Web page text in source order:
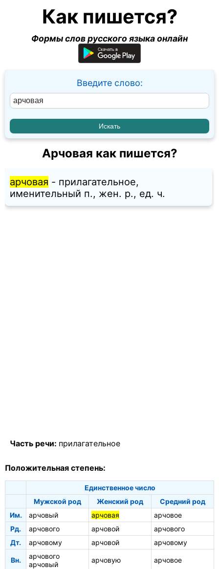
Как пишется?
Формы слов русского языка онлайн
Введите слово:
Арчовая как пишется?
арчовая - прилагательное,
именительный п., жен. p., ед. ч.
Часть речи: прилагательное
Положительная степень:
Единственное число
Мужской род
Женский род
Средний род
Им.
арчовый арчовая
арчовое
Рд.
арчового арчовой
арчового
Дт.
арчовому арчовой арчовому
Вн.
арчового
арчовый
арчовую арчовое